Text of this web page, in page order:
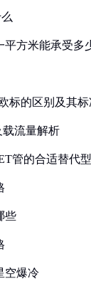
平方米能承受多
标的区别及其
载流量解析
管的合适替代
些
空爆冷